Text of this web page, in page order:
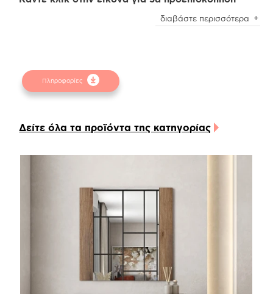
Το κρεβάτι Nabuk 8 είναι επενδυμένο με ύφασμα
αισθητική του κρεβατιού!
Διαλέγοντας είτε το ύφασμα είτε τη δερματίνη
στυλ.
ύφασμα αλέκιαστο και αδιάβροχο για μεγαλύτερη
διάρκεια ζωής. Σε περίπτωση που επιλέξετε
δερματίνη, το καθάρισμα γίνεται αυτόματα
Το κρεβάτι Nabuk προσφέρει πολλές
διαφορετικές επιλογές σχετικά με την βάση
στήριξης. Εκτός από τη μεταλλική βάση στήριξης
σε pale grey χρώμα, υπάρχει η δυνατότητα να
διαβάστε περισσότερα
Πληροφορίες
Δείτε όλα τα προϊόντα της κατηγορίας